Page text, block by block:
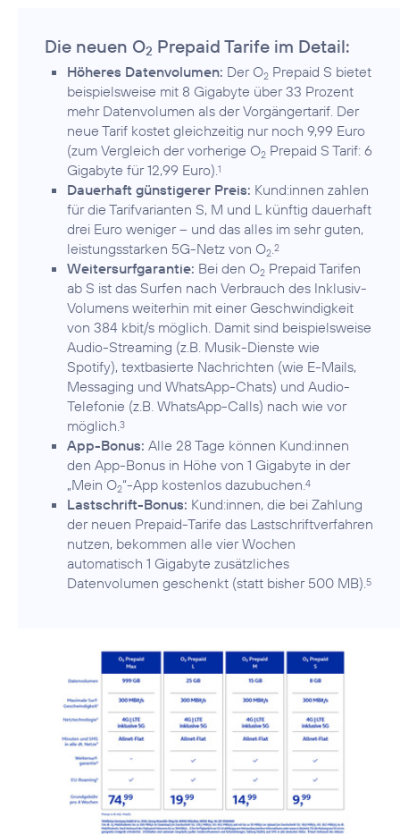
Die neuen O2 Prepaid Tarife im Detail:
Höheres Datenvolumen: Der O2 Prepaid S bietet
beispielsweise mit 8 Gigabyte über 33 Prozent
mehr Datenvolumen als der Vorgängertarif. Der
neue Tarif kostet gleichzeitig nur noch 9,99 Euro
(zum Vergleich der vorherige O2 Prepaid S Tarif: 6
Gigabyte für 12,99 Euro).1
Dauerhaft günstigerer Preis: Kund:innen zahlen
für die Tarifvarianten S, M und L künftig dauerhaft
drei Euro weniger – und das alles im sehr guten,
leistungsstarken 5G-Netz von O2.2
Weitersurfgarantie: Bei den O2 Prepaid Tarifen
ab S ist das Surfen nach Verbrauch des Inklusiv-
Volumens weiterhin mit einer Geschwindigkeit
von 384 kbit/s möglich. Damit sind beispielsweise
Audio-Streaming (z.B. Musik-Dienste wie
Spotify), textbasierte Nachrichten (wie E-Mails,
Messaging und WhatsApp-Chats) und Audio-
Telefonie (z.B. WhatsApp-Calls) nach wie vor
möglich.3
App-Bonus: Alle 28 Tage können Kund:innen
den App-Bonus in Höhe von 1 Gigabyte in der
„Mein O2“-App kostenlos dazubuchen.4
Lastschrift-Bonus: Kund:innen, die bei Zahlung
der neuen Prepaid-Tarife das Lastschriftverfahren
nutzen, bekommen alle vier Wochen
automatisch 1 Gigabyte zusätzliches
Datenvolumen geschenkt (statt bisher 500 MB).5